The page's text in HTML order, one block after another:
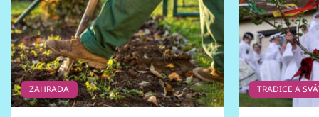
ZAHRADA TRADICE A